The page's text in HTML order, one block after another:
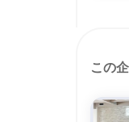
この